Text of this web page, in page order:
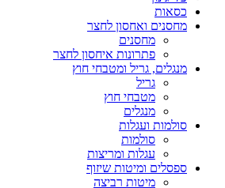
כסאות
מחסנים ואחסון לחצר
מחסנים
פתרונות איחסון לחצר
מנגלים, גריל ומטבחי חוץ
גריל
מטבחי חוץ
מנגלים
סולמות ועגלות
סולמות
עגלות ומריצות
ספסלים ומיטות שיזוף
מיטות רביצה